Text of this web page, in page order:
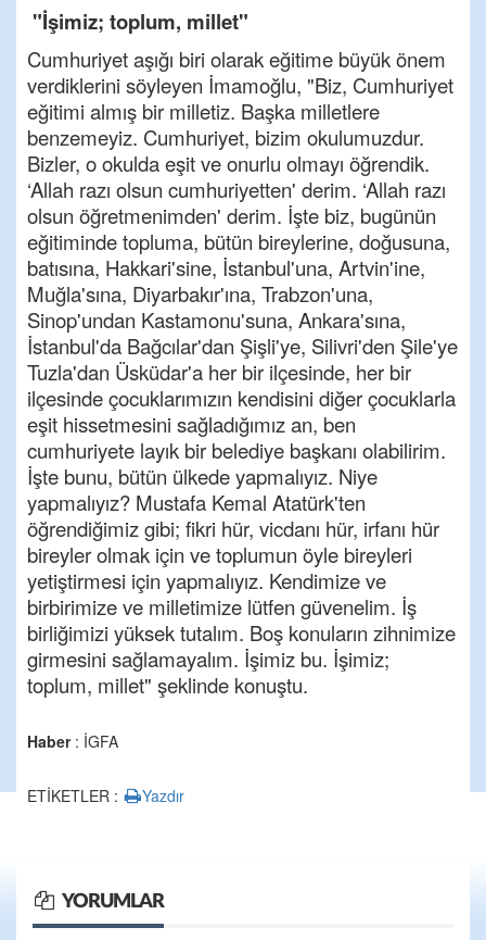
"İşimiz; toplum, millet"
Cumhuriyet aşığı biri olarak eğitime büyük önem
verdiklerini söyleyen İmamoğlu, "Biz, Cumhuriyet
eğitimi almış bir milletiz. Başka milletlere
benzemeyiz. Cumhuriyet, bizim okulumuzdur.
Bizler, o okulda eşit ve onurlu olmayı öğrendik.
‘Allah razı olsun cumhuriyetten' derim. ‘Allah razı
olsun öğretmenimden' derim. İşte biz, bugünün
eğitiminde topluma, bütün bireylerine, doğusuna,
batısına, Hakkari'sine, İstanbul'una, Artvin'ine,
Muğla'sına, Diyarbakır'ına, Trabzon'una,
Sinop'undan Kastamonu'suna, Ankara'sına,
İstanbul'da Bağcılar'dan Şişli'ye, Silivri'den Şile'ye
Tuzla'dan Üsküdar'a her bir ilçesinde, her bir
ilçesinde çocuklarımızın kendisini diğer çocuklarla
eşit hissetmesini sağladığımız an, ben
cumhuriyete layık bir belediye başkanı olabilirim.
İşte bunu, bütün ülkede yapmalıyız. Niye
yapmalıyız? Mustafa Kemal Atatürk'ten
öğrendiğimiz gibi; fikri hür, vicdanı hür, irfanı hür
bireyler olmak için ve toplumun öyle bireyleri
yetiştirmesi için yapmalıyız. Kendimize ve
birbirimize ve milletimize lütfen güvenelim. İş
birliğimizi yüksek tutalım. Boş konuların zihnimize
girmesini sağlamayalım. İşimiz bu. İşimiz;
toplum, millet" şeklinde konuştu.
Haber: İGFA
ETİKETLER : Yazdır
YORUMLAR